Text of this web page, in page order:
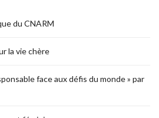
du CNARM
la vie chère
face aux défis du monde » par